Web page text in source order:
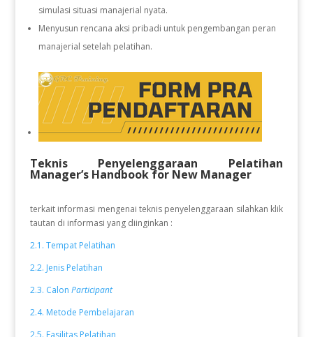
simulasi situasi manajerial nyata.
Menyusun rencana aksi pribadi untuk pengembangan peran
manajerial setelah pelatihan.
Teknis Penyelenggaraan Pelatihan
Manager’s Handbook for New Manager
terkait informasi mengenai teknis penyelenggaraan silahkan klik
tautan di informasi yang diinginkan :
2.1. Tempat Pelatihan
2.2. Jenis Pelatihan
2.3. Calon Participant
2.4. Metode Pembelajaran
2.5. Fasilitas Pelatihan